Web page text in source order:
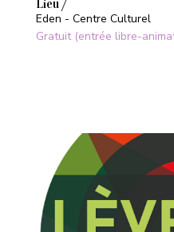
Lieu /
Eden - Centre Culturel
Gratuit (entrée libre-